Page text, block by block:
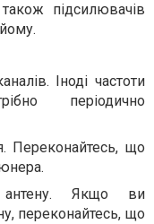
підсилювачів
Іноді частоти
періодично
Переконайтесь, що
антену. Якщо ви
переконайтесь, що